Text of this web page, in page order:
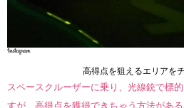
高得点を狙えるエリアを
スペースクルーザーに乗り、光線銃で標
すが、高得点を獲得できちゃう方法がある